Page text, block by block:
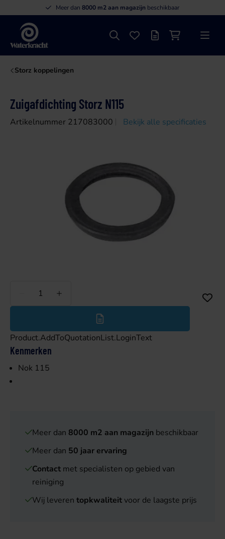
Meer dan 8000 m2 aan magazijn beschikbaar
Waterkracht
ZoekenFavorieten
OffertelijstWinkelwagen
Menu
Storz koppelingen
Zuigafdichting Storz N115
Artikelnummer 217083000 Bekijk alle specificaties
Minder
Product.AddToQuotationList.LoginText
Kenmerken
Nok 115
Meer dan 8000 m2 aan magazijn beschikbaar
Meer dan 50 jaar ervaring
Contact met specialisten op gebied van
reiniging
Wij leveren topkwaliteit voor de laagste prijs